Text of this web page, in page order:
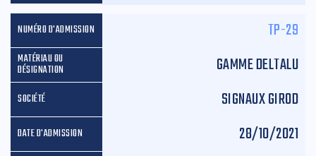
TP-29
GAMME DELTALU
SIGNAUX GIROD
28/10/2021